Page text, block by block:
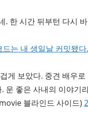
. 한 시간 뒤부턴 다시
는 내 생일날 커밋됐다.
게 보았다. 중견 배우
운 좋은 사내의 이야기
블라인드 사이드)